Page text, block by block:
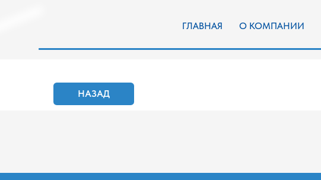
КАТАЛОГ
О КОМПАНИИ
ГЛАВНАЯ
НАЗАД